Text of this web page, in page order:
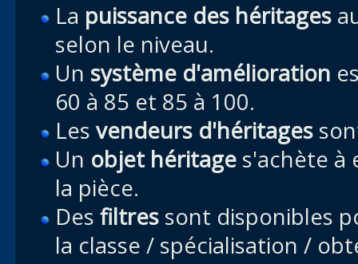
La puissance des héritages
selon le niveau.
Un système d'amélioration
60 à 85 et 85 à 100.
Les vendeurs d'héritages
Un objet héritage s'achète à
la pièce.
Des filtres sont disponibles
la classe / spécialisation /